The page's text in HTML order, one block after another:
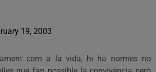
19, 2003
com a la vida, hi ha normes no